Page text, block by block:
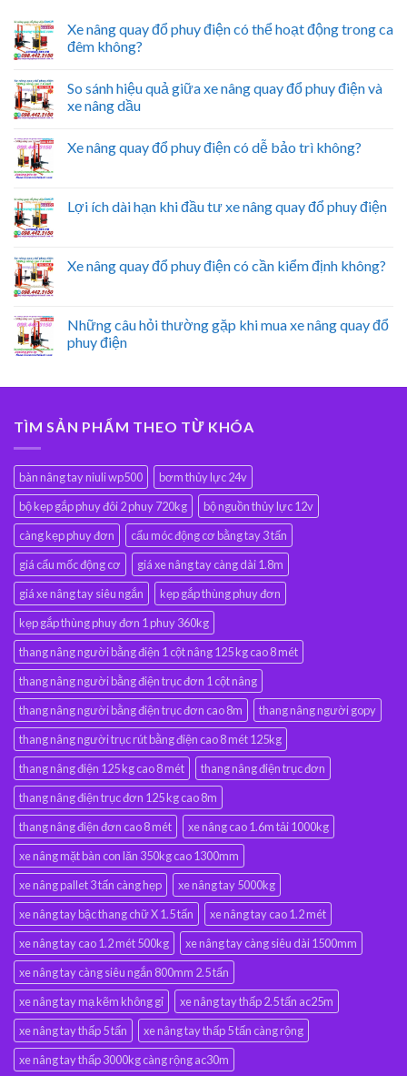
Xe nâng quay đổ phuy điện có thể hoạt động trong ca
đêm không?
So sánh hiệu quả giữa xe nâng quay đổ phuy điện và
xe nâng dầu
Xe nâng quay đổ phuy điện có dễ bảo trì không?
Lợi ích dài hạn khi đầu tư xe nâng quay đổ phuy điện
Xe nâng quay đổ phuy điện có cần kiểm định không?
Những câu hỏi thường gặp khi mua xe nâng quay đổ
phuy điện
TÌM SẢN PHẨM THEO TỪ KHÓA
bàn nâng tay niuli wp500
bơm thủy lực 24v
bộ kẹp gắp phuy đôi 2 phuy 720kg
bộ nguồn thủy lực 12v
càng kẹp phuy đơn
cẩu móc động cơ bằng tay 3 tấn
giá cẩu mốc động cơ
giá xe nâng tay càng dài 1.8m
giá xe nâng tay siêu ngắn
kẹp gắp thùng phuy đơn
kẹp gắp thùng phuy đơn 1 phuy 360kg
thang nâng người bằng điện 1 cột nâng 125 kg cao 8 mét
thang nâng người bằng điện trục đơn 1 cột nâng
thang nâng người bằng điện trục đơn cao 8m
thang nâng người gopy
thang nâng người trục rút bằng điện cao 8 mét 125kg
thang nâng điện 125 kg cao 8 mét
thang nâng điện trục đơn
thang nâng điện trục đơn 125 kg cao 8m
thang nâng điện đơn cao 8 mét
xe nâng cao 1.6m tải 1000kg
xe nâng mặt bàn con lăn 350kg cao 1300mm
xe nâng pallet 3 tấn càng hẹp
xe nâng tay 5000kg
xe nâng tay bậc thang chữ X 1.5 tấn
xe nâng tay cao 1.2 mét
xe nâng tay cao 1.2 mét 500kg
xe nâng tay càng siêu dài 1500mm
xe nâng tay càng siêu ngắn 800mm 2.5 tấn
xe nâng tay mạ kẽm không gỉ
xe nâng tay thấp 2.5 tấn ac25m
xe nâng tay thấp 5 tấn
xe nâng tay thấp 5 tấn càng rộng
xe nâng tay thấp 3000kg càng rộng ac30m